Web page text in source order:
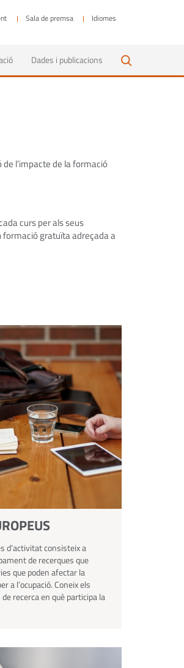
Sala de premsa Idiomes
Dades i publicacions
l’impacte de la formació
curs per als seus
formació gratuïta adreçada a
d’activitat consisteix a
de recerques que
que poden afectar la
a l’ocupació. Coneix els
recerca en què participa la